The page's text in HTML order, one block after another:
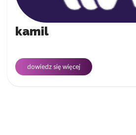
kamil
dowiedz się więcej